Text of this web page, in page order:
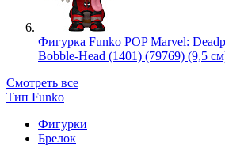
Фигурка Funko POP Marvel:
Bobble-Head (1401) (79769) (9,5
Смотреть все
Тип Funko
Фигурки
Брелок